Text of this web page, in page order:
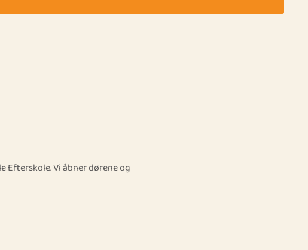
Efterskole. Vi åbner dørene og